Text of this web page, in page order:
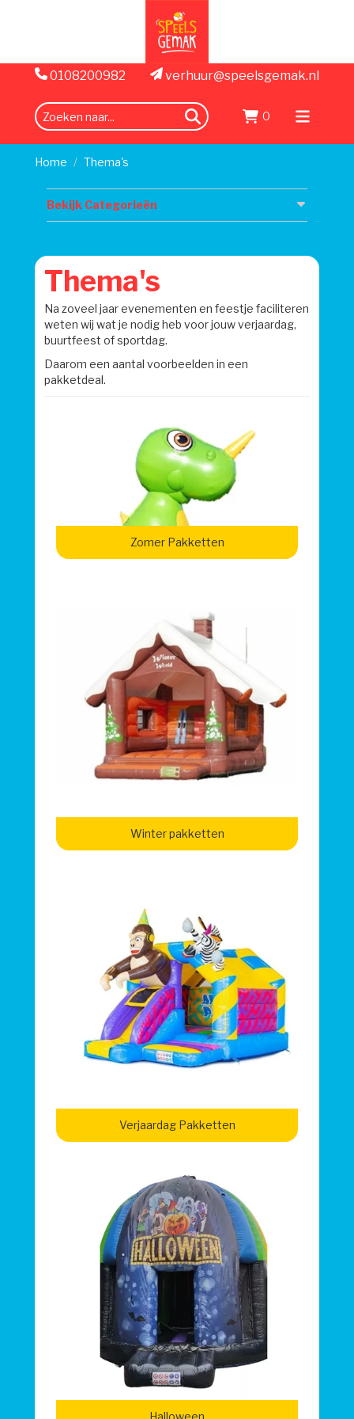
0108200982 verhuur@speelsgemak.nl
zoeken 0
Menu
Home
Thema's
Bekijk Categorieën
Thema's
Na zoveel jaar evenementen en feestje faciliteren
weten wij wat je nodig heb voor jouw verjaardag,
buurtfeest of sportdag.
Daarom een aantal voorbeelden in een
pakketdeal.
Zomer Pakketten
Winter pakketten
Verjaardag Pakketten
Halloween